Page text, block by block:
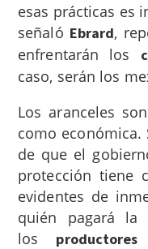
esas prácticas es
señaló Ebrard,
enfrentarán los
caso, serán los
Los aranceles
como
de que el
protección tiene
evidentes de
quién pagará la
los productores